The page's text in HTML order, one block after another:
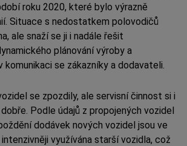
roku 2020, které bylo výrazně
Situace s nedostatkem polovodičů
ale snaží se ji i nadále řešit
plánování výroby a
se zákazníky a dodavateli.
se zpozdily, ale servisní činnost si i
Podle údajů z propojených vozidel
dodávek nových vozidel jsou ve
využívána starší vozidla, což